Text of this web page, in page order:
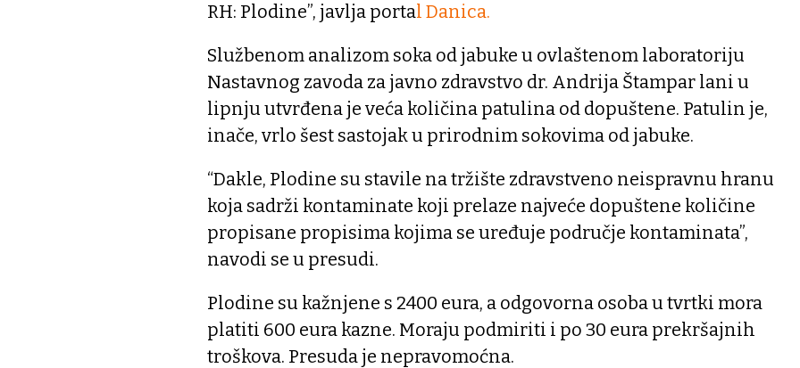
RH: Plodine”, javlja portal Danica.
Službenom analizom soka od jabuke u ovlaštenom laboratoriju
Nastavnog zavoda za javno zdravstvo dr. Andrija Štampar lani u
lipnju utvrđena je veća količina patulina od dopuštene. Patulin je,
inače, vrlo šest sastojak u prirodnim sokovima od jabuke.
“Dakle, Plodine su stavile na tržište zdravstveno neispravnu hranu
koja sadrži kontaminate koji prelaze najveće dopuštene količine
propisane propisima kojima se uređuje područje kontaminata”,
navodi se u presudi.
Plodine su kažnjene s 2400 eura, a odgovorna osoba u tvrtki mora
platiti 600 eura kazne. Moraju podmiriti i po 30 eura prekršajnih
troškova. Presuda je nepravomoćna.